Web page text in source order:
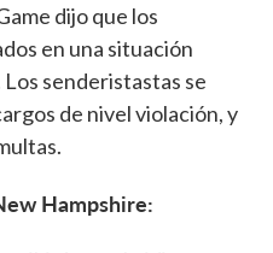
dijo que los
en una situación
senderistastas se
de nivel violación, y
Hampshire: